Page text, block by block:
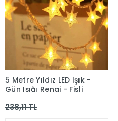
5 Metre Yıldız LED Işık -
Gün Işığı Rengi - Fişli
238,11 TL